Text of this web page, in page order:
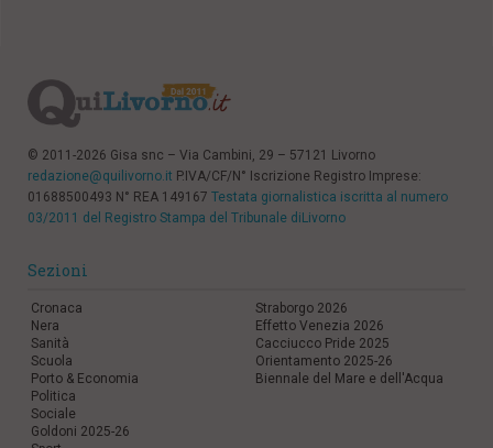
© 2011-2026 Gisa snc – Via Cambini, 29 – 57121 Livorno
redazione@quilivorno.it P.IVA/CF/N° Iscrizione Registro Imprese:
01688500493 N° REA 149167 Testata giornalistica iscritta al numero
03/2011 del Registro Stampa del Tribunale diLivorno
Sezioni
Cronaca
Nera
Sanità
Scuola
Porto & Economia
Politica
Sociale
Goldoni 2025-26
Straborgo 2026
Effetto Venezia 2026
Cacciucco Pride 2025
Orientamento 2025-26
Biennale del Mare e dell'Acqua